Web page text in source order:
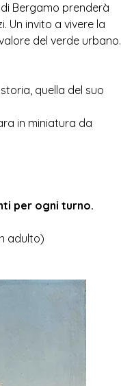
Bergamo prenderà
Un invito a vivere la
del verde urbano.
quella del suo
in miniatura da
per ogni turno.
adulto)